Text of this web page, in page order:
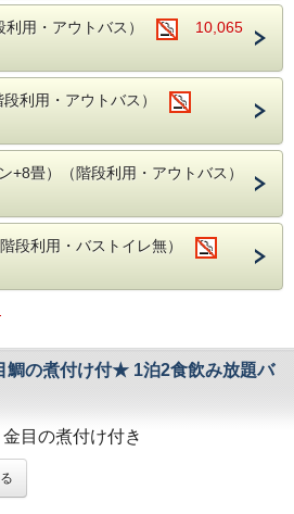
芭蕉・夏にはニッコウキスゲ等数百種の植物が
よりお車で約30分（戸倉よりは乗り合いバス
約50品目のバイキング!
リンクはもちろん、アルコール類
・日本酒・サワー・焼酎など）も
】
を使った色とりどりのお料理を
けお召し上がりください。
る歴史ある名湯!
類の源泉を大浴場・露天風呂にて
間】5:00～10:00/14:00～23:00
】 5:00～10:00/15:00～23:00
風呂・内湯
間】男性 15:00～23:00／女性 5:00
利用・アウトバス）
10,065
段利用・アウトバス）
+8畳）（階段利用・アウトバス）
段利用・バストイレ無）
の煮付け付★ 1泊2食飲み放題バ
目の煮付け付き
力を味わい、ゆったりとくつろげる